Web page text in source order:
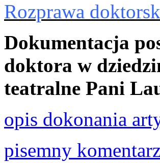
Rozprawa
Dokumentacja
doktora w
teatralne Pani
opis dokonania
pisemny